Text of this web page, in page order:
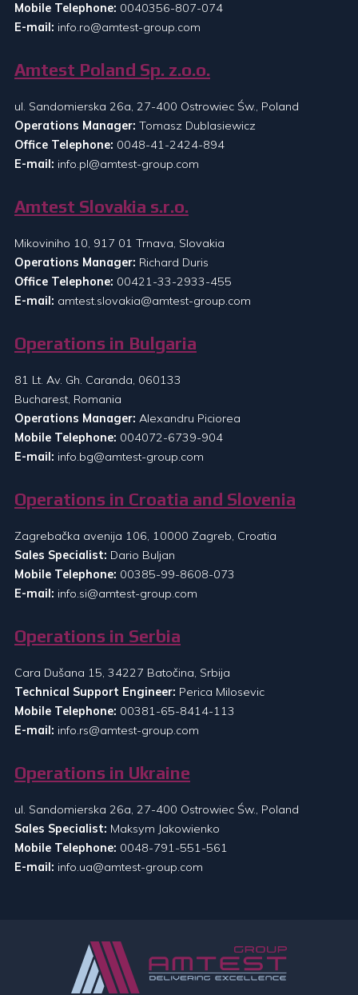
Mobile Telephone: 0040356-807-074
E-mail: info.ro@amtest-group.com
Amtest Poland Sp. z.o.o.
ul. Sandomierska 26a, 27-400 Ostrowiec Św., Poland
Operations Manager: Tomasz Dublasiewicz
Office Telephone: 0048-41-2424-894
E-mail: info.pl@amtest-group.com
Amtest Slovakia s.r.o.
Mikoviniho 10, 917 01 Trnava, Slovakia
Operations Manager: Richard Duris
Office Telephone: 00421-33-2933-455
E-mail: amtest.slovakia@amtest-group.com
Operations in Bulgaria
81 Lt. Av. Gh. Caranda, 060133
Bucharest, Romania
Operations Manager: Alexandru Piciorea
Mobile Telephone: 004072-6739-904
E-mail: info.bg@amtest-group.com
Operations in Croatia and Slovenia
Zagrebačka avenija 106, 10000 Zagreb, Croatia
Sales Specialist: Dario Buljan
Mobile Telephone: 00385-99-8608-073
E-mail: info.si@amtest-group.com
Operations in Serbia
Cara Dušana 15, 34227 Batočina, Srbija
Technical Support Engineer: Perica Milosevic
Mobile Telephone: 00381-65-8414-113
E-mail: info.rs@amtest-group.com
Operations in Ukraine
ul. Sandomierska 26a, 27-400 Ostrowiec Św., Poland
Sales Specialist: Maksym Jakowienko
Mobile Telephone: 0048-791-551-561
E-mail: info.ua@amtest-group.com